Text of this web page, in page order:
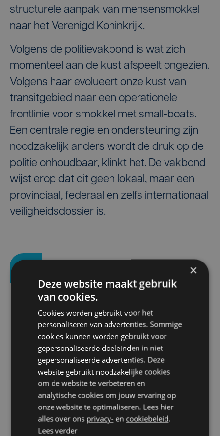
structurele aanpak van mensensmokkel
naar het Verenigd Koninkrijk.
Volgens de politievakbond is wat zich
momenteel aan de kust afspeelt ongezien.
Volgens haar evolueert onze kust van
transitgebied naar een operationele
frontlinie voor smokkel met small-boats.
Een centrale regie en ondersteuning zijn
noodzakelijk anders wordt de druk op de
politie onhoudbaar, klinkt het. De vakbond
wijst erop dat dit geen lokaal, maar een
provinciaal, federaal en zelfs internationaal
veiligheidsdossier is.
bescherm de
samenleving, maar
bescherm ook de
politiemensen die deze
opdracht dag en nacht
moeten uitvoeren.”
Wesley Huysentruyt , Nationaal
Vertegenwoordiger NSPV
×
Deze website maakt gebruik
van cookies.
Cookies worden gebruikt voor het
personaliseren van advertenties. Sommige
cookies kunnen worden gebruikt voor
gepersonaliseerde doeleinden in niet
gepersonaliseerde advertenties. Deze
website gebruikt noodzakelijke cookies
om de website te verbeteren en
analytische cookies om jouw ervaring op
onze website te optimaliseren. Lees hier
alles over ons privacy- en cookiebeleid.
Lees verder